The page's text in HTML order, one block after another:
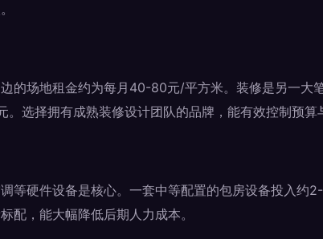
的场地租金约为每月40-80元/平方米。装修是另一大
选择拥有成熟装修设计团队的品牌，能有效控制预算
等硬件设备是核心。一套中等配置的包房设备投入约
配，能大幅降低后期人力成本。